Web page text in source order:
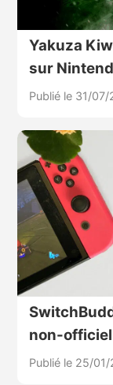
Yakuza
sur
Publié le 31/
non-
Publié le 25/